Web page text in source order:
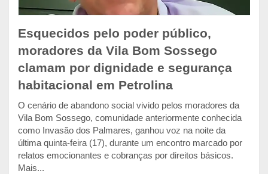
Esquecidos pelo poder público,
moradores da Vila Bom Sossego
clamam por dignidade e segurança
habitacional em Petrolina
O cenário de abandono social vivido pelos moradores da
Vila Bom Sossego, comunidade anteriormente conhecida
como Invasão dos Palmares, ganhou voz na noite da
última quinta-feira (17), durante um encontro marcado por
relatos emocionantes e cobranças por direitos básicos.
Mais...